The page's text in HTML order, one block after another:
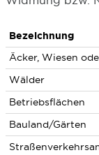
Bezeichnung
Äcker, Wiesen
Wälder
Betriebsflächen
Bauland/Gärten